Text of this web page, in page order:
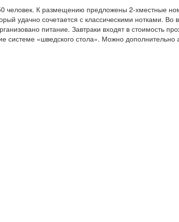
человек. К размещению предложены 2-хместные
удачно сочетается с классическими нотками.
питание. Завтраки входят в
системе «шведского стола». Можно